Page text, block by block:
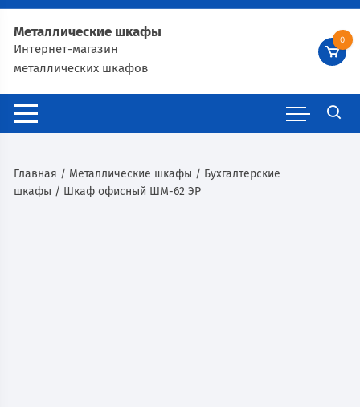
Металлические шкафы
Интернет-магазин
металлических шкафов
0
Главная / Металлические шкафы / Бухгалтерские
шкафы / Шкаф офисный ШМ-62 ЭР